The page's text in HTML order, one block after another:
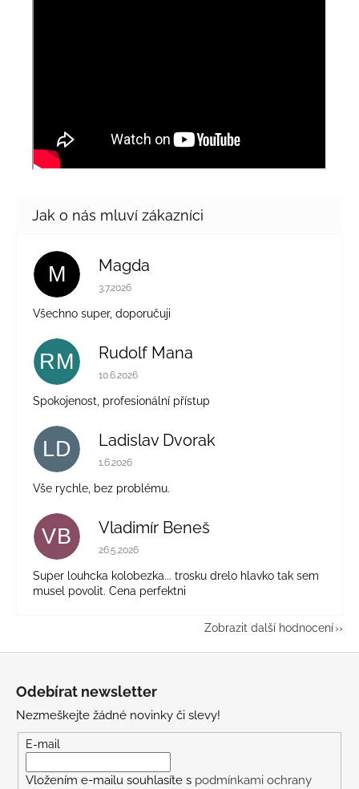
M Magda
Hodnocení obchodu je 5 z 5 hvězdiček.
3.7.2026
Všechno super, doporučuji
RM Rudolf Mana
Hodnocení obchodu je 5 z 5 hvězdiček.
10.6.2026
Spokojenost, profesionální přístup
LD Ladislav Dvorak
Hodnocení obchodu je 5 z 5 hvězdiček.
1.6.2026
Vše rychle, bez problému.
VB Vladimír Beneš
Hodnocení obchodu je 5 z 5 hvězdiček.
26.5.2026
Super louhcka kolobezka... trosku drelo hlavko tak sem
musel povolit. Cena perfektni
Zobrazit další hodnocení
Odebírat newsletter
Nezmeškejte žádné novinky či slevy!
E-mail
Vložením e-mailu souhlasíte s podmínkami ochrany